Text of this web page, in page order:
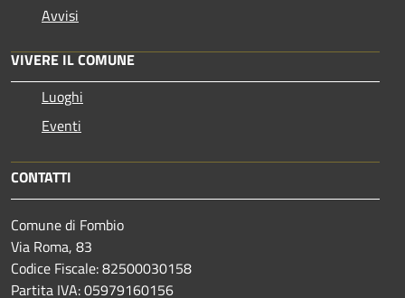
Avvisi
VIVERE IL COMUNE
Luoghi
Eventi
CONTATTI
Comune di Fombio
Via Roma, 83
Codice Fiscale: 82500030158
Partita IVA: 05979160156